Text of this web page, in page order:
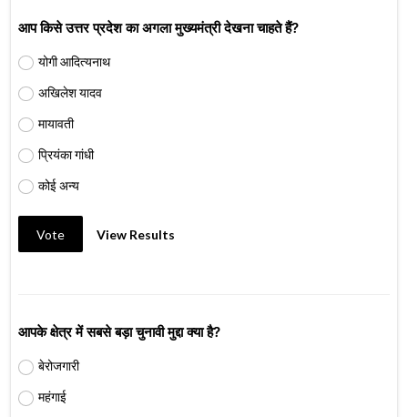
आप किसे उत्तर प्रदेश का अगला मुख्यमंत्री देखना चाहते हैं?
योगी आदित्यनाथ
अखिलेश यादव
मायावती
प्रियंका गांधी
कोई अन्य
Vote View Results
आपके क्षेत्र में सबसे बड़ा चुनावी मुद्दा क्या है?
बेरोजगारी
महंगाई